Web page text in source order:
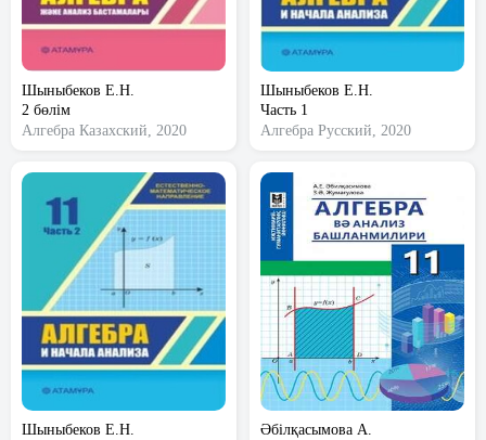
Шыныбеков Е.Н.
2 бөлім
Алгебра Казахский, 2020
Шыныбеков Е.Н.
Часть 1
Алгебра Русский, 2020
Шыныбеков Е.Н.
Әбілқасымова А.